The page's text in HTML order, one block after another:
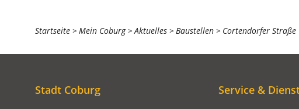
Sie
befinden
hier:
Startseite Mein Coburg Aktuelles Baustellen Cortendorfer Straße
Stadt Coburg Service &